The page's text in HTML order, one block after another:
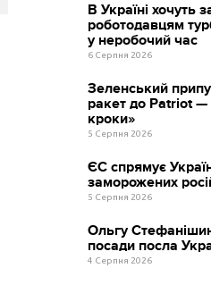
В Україні хочуть
роботодавцям
у неробочий час
6 Серпня 2026
Зеленський
ракет до Patriot —
кроки»
5 Серпня 2026
ЄС спрямує
заморожених
5 Серпня 2026
Ольгу
посади посла
4 Серпня 2026